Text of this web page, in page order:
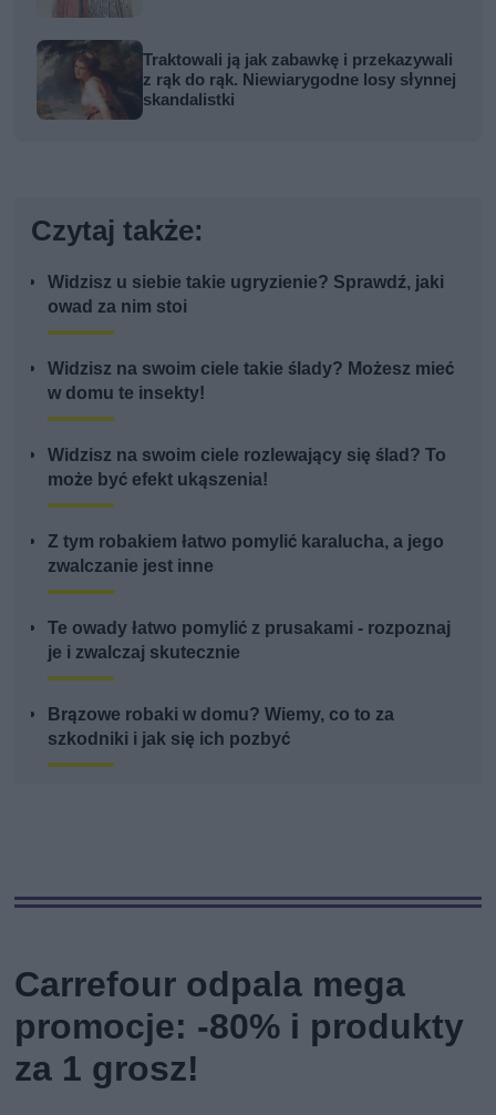
Traktowali ją jak zabawkę i przekazywali
z rąk do rąk. Niewiarygodne losy słynnej
skandalistki
Czytaj także:
Widzisz u siebie takie ugryzienie? Sprawdź, jaki
owad za nim stoi
Widzisz na swoim ciele takie ślady? Możesz mieć
w domu te insekty!
Widzisz na swoim ciele rozlewający się ślad? To
może być efekt ukąszenia!
Z tym robakiem łatwo pomylić karalucha, a jego
zwalczanie jest inne
Te owady łatwo pomylić z prusakami - rozpoznaj
je i zwalczaj skutecznie
Brązowe robaki w domu? Wiemy, co to za
szkodniki i jak się ich pozbyć
Carrefour odpala mega
promocje: -80% i produkty
za 1 grosz!